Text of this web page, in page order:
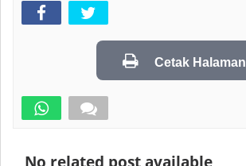
Cetak Halaman
No related post available